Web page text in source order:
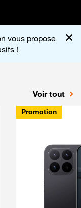
vous propose
!
×
Voir tout
Promotion